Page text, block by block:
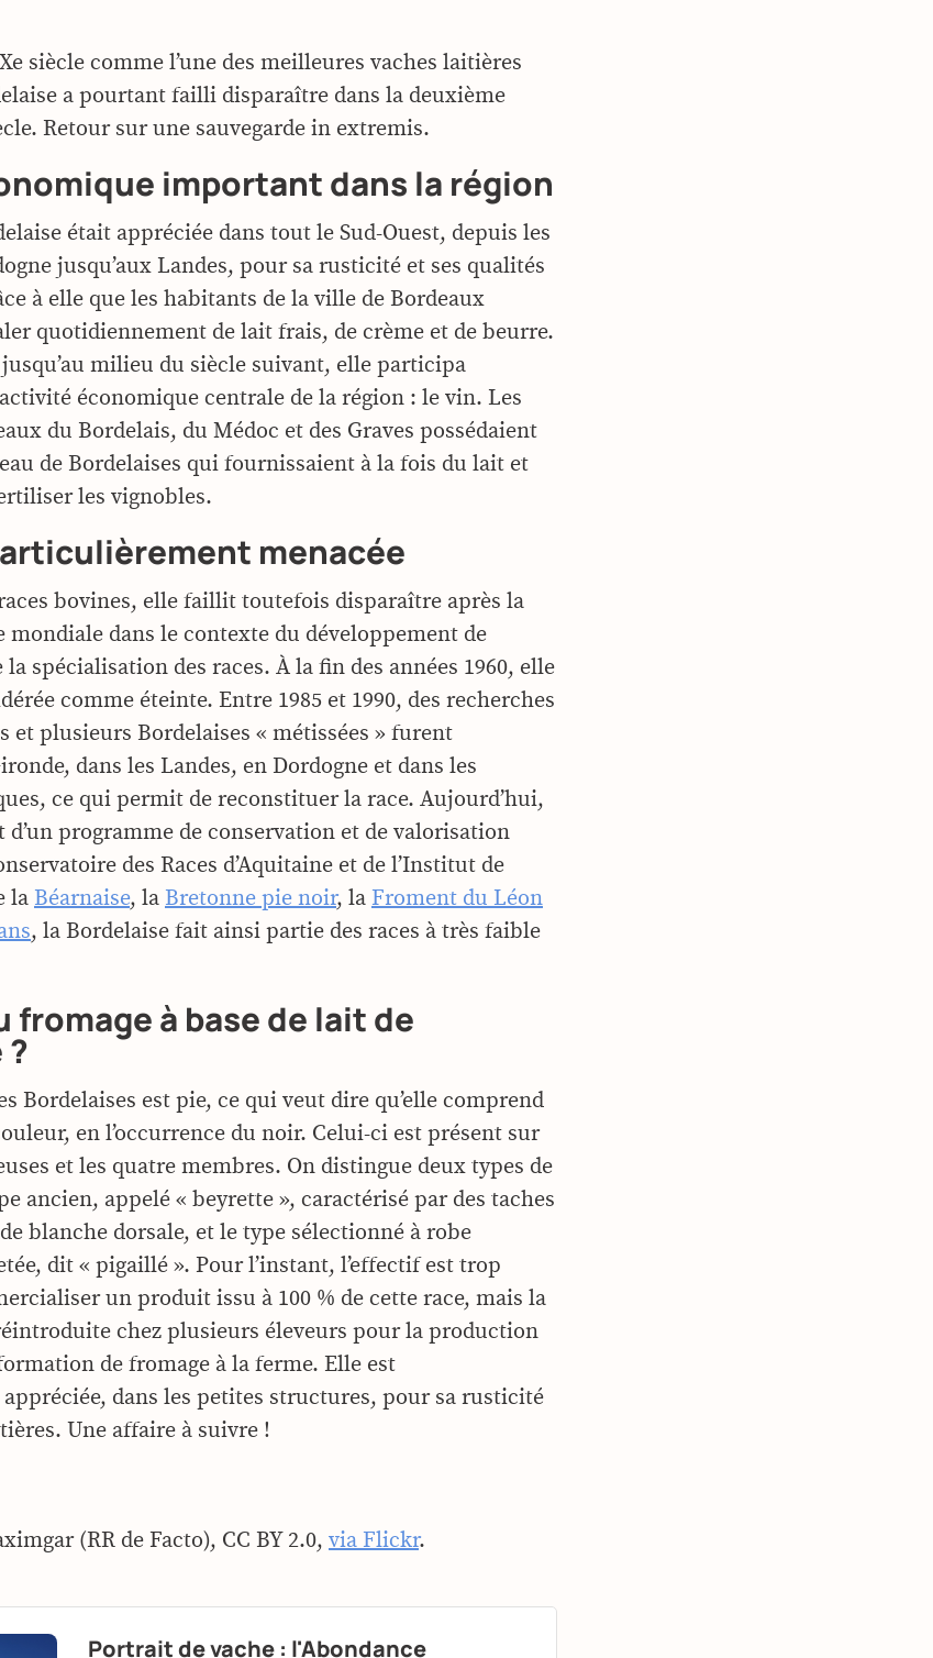
siècle comme l’une des meilleures vaches laitières
a pourtant failli disparaître dans la deuxième
Retour sur une sauvegarde in extremis.
important dans la région
était appréciée dans tout le Sud-Ouest, depuis les
jusqu’aux Landes, pour sa rusticité et ses qualités
à elle que les habitants de la ville de Bordeaux
quotidiennement de lait frais, de crème et de beurre.
milieu du siècle suivant, elle participa
économique centrale de la région : le vin. Les
du Bordelais, du Médoc et des Graves possédaient
de Bordelaises qui fournissaient à la fois du lait et
les vignobles.
menacée
races bovines, elle faillit toutefois disparaître après la
mondiale dans le contexte du développement de
la spécialisation des races. À la fin des années 1960, elle
comme éteinte. Entre 1985 et 1990, des recherches
et plusieurs Bordelaises « métissées » furent
dans les Landes, en Dordogne et dans les
ce qui permit de reconstituer la race. Aujourd’hui,
d’un programme de conservation et de valorisation
des Races d’Aquitaine et de l’Institut de
la Béarnaise, la Bretonne pie noir, la Froment du Léon
, la Bordelaise fait ainsi partie des races à très faible
fromage à base de lait de
Bordelaises est pie, ce qui veut dire qu’elle comprend
en l’occurrence du noir. Celui-ci est présent sur
et les quatre membres. On distingue deux types de
ancien, appelé « beyrette », caractérisé par des taches
blanche dorsale, et le type sélectionné à robe
dit « pigaillé ». Pour l’instant, l’effectif est trop
un produit issu à 100 % de cette race, mais la
chez plusieurs éleveurs pour la production
de fromage à la ferme. Elle est
dans les petites structures, pour sa rusticité
Une affaire à suivre !
(RR de Facto), CC BY 2.0, via Flickr.
Portrait de vache : l'Abondance